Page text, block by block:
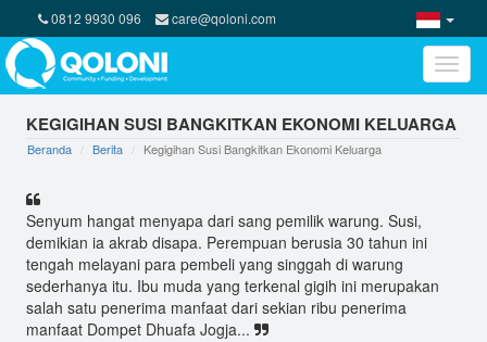
0812 9930 096 care@qoloni.com
Toggle
KEGIGIHAN SUSI BANGKITKAN EKONOMI KELUARGA
Beranda Berita Kegigihan Susi Bangkitkan Ekonomi Keluarga
Senyum hangat menyapa dari sang pemilik warung. Susi,
demikian ia akrab disapa. Perempuan berusia 30 tahun ini
tengah melayani para pembeli yang singgah di warung
sederhanya itu. Ibu muda yang terkenal gigih ini merupakan
salah satu penerima manfaat dari sekian ribu penerima
manfaat Dompet Dhuafa Jogja...
Rumah Yatim
Kepercayaan BP ZIS Indosat yang memercayakan
penyaluran dana
3 Alasan Donasi CSR Lebih Optimal Lewat Online
Donation
Program Kreatif Pemberdayaan Ekonomi Ibu-ibu di
QOLONI : MEDIA BANTU SOSIAL BERBASIS TEKNOLOGI
CROWDFUNDING
Bedah Rumah Untuk Dukung Belajar Anak
Ini Kata Kapolda Jabar Soal AKBP Guntur yang Bantu
Bangun Rumah P